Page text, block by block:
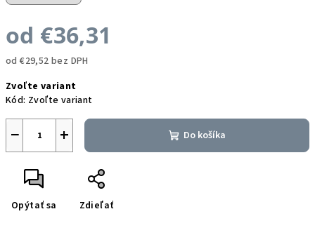
od €36,31
od€29,52 bez DPH
cena:
Zvoľte variant
Kód: Zvoľte variant
+
− Do košíka
Opýtať sa Zdieľať